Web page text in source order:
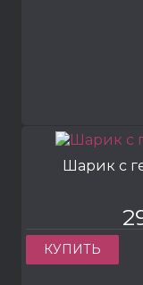
Шарик с
КУПИТЬ